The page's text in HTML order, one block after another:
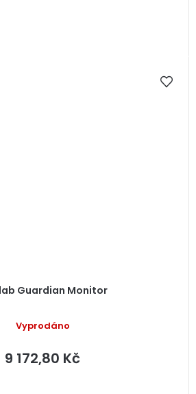
Guardian Monitor
Vyprodáno
9 172,80 Kč